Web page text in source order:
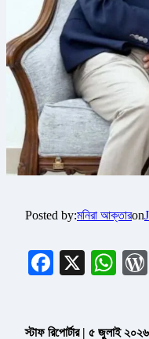
Posted by:মনিরা আক্তারon
Facebook
X
স্টাফ রিপোর্টার | ৫ জুলাই